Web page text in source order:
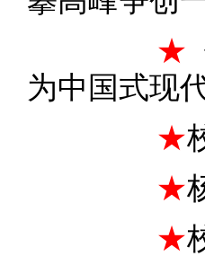
★
为中国式现
★
★
★